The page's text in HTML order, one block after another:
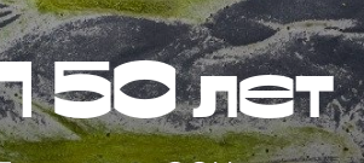
50 лет